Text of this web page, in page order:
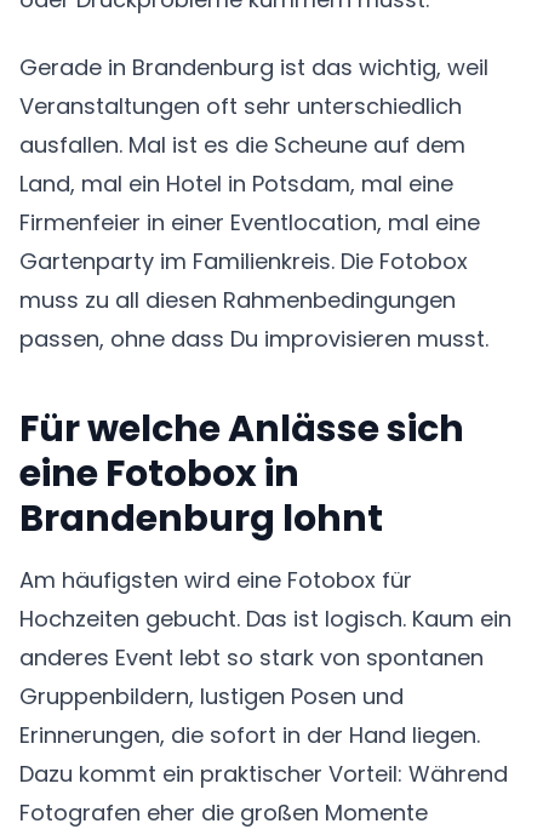
Gerade in Brandenburg ist das wichtig, weil
Veranstaltungen oft sehr unterschiedlich
ausfallen. Mal ist es die Scheune auf dem
Land, mal ein Hotel in Potsdam, mal eine
Firmenfeier in einer Eventlocation, mal eine
Gartenparty im Familienkreis. Die Fotobox
muss zu all diesen Rahmenbedingungen
passen, ohne dass Du improvisieren musst.
Für welche Anlässe sich
eine Fotobox in
Brandenburg lohnt
Am häufigsten wird eine Fotobox für
Hochzeiten gebucht. Das ist logisch. Kaum ein
anderes Event lebt so stark von spontanen
Gruppenbildern, lustigen Posen und
Erinnerungen, die sofort in der Hand liegen.
Dazu kommt ein praktischer Vorteil: Während
Fotografen eher die großen Momente